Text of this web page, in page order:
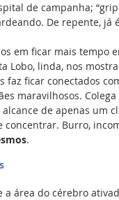
de campanha;
De repente,
em ficar mais tempo
Lobo, linda, nos
faz ficar conectados
maravilhosos.
de apenas um
concentrar. Burro,
.
a área do cérebro